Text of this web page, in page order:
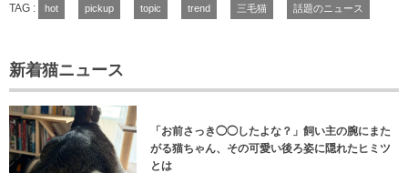
TAG : hot pickup topic trend 三毛猫 話題のニュース
新着猫ニュース
「お前さっき◯◯したよな？」飼い主の腕にまた
がる猫ちゃん、その可愛い後ろ姿に隠れたヒミツ
とは